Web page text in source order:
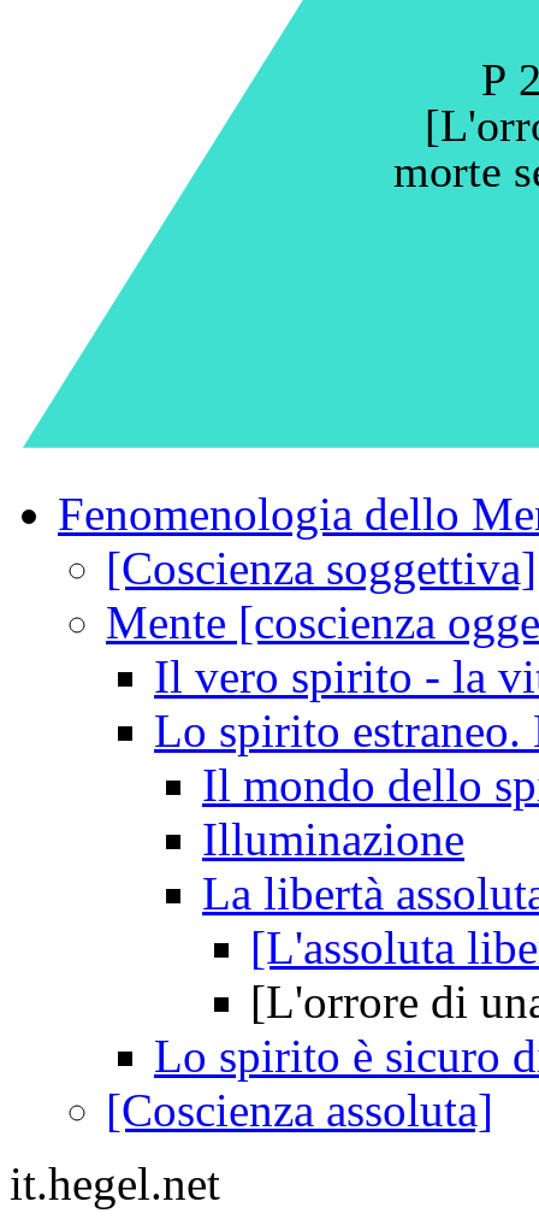
P
morte
Fenomenologia dello
[Coscienza soggettiva]
Mente [coscienza
Il vero spirito - la
Lo spirito estraneo.
Il mondo dello
Illuminazione
La libertà
[L'assoluta
[L'orrore di
Lo spirito è sicuro
[Coscienza assoluta]
it.hegel.net